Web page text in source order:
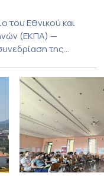
του Εθνικού και
(ΕΚΠΑ) —
της
εκδήλωσης
Σπουδών,
Παράρτημα Κύπρου
τη Δευτέρα 31